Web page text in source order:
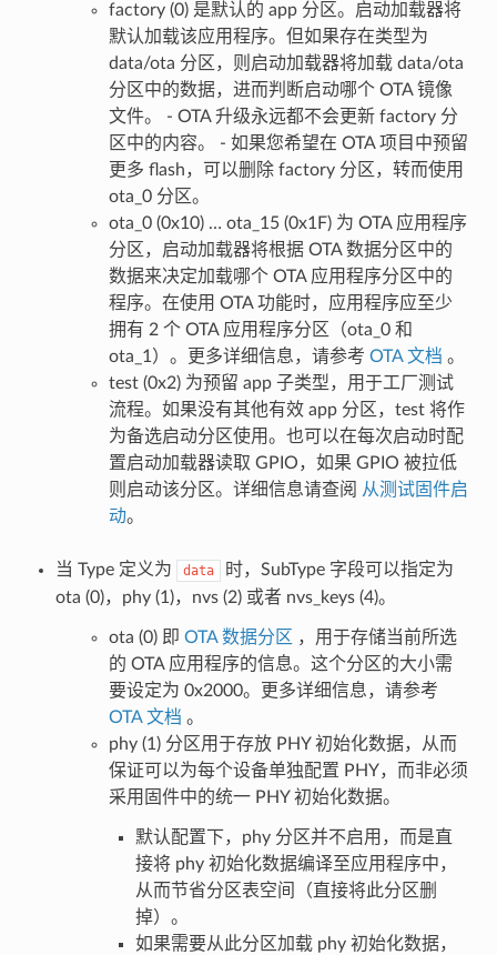
factory (0) 是默认的 app 分区。启动加载器将
默认加载该应用程序。但如果存在类型为
data/ota 分区，则启动加载器将加载 data/ota
分区中的数据，进而判断启动哪个 OTA 镜像
文件。 - OTA 升级永远都不会更新 factory 分
区中的内容。 - 如果您希望在 OTA 项目中预留
更多 flash，可以删除 factory 分区，转而使用
ota_0 分区。
ota_0 (0x10) … ota_15 (0x1F) 为 OTA 应用程序
分区，启动加载器将根据 OTA 数据分区中的
数据来决定加载哪个 OTA 应用程序分区中的
程序。在使用 OTA 功能时，应用程序应至少
拥有 2 个 OTA 应用程序分区（ota_0 和
ota_1）。更多详细信息，请参考 OTA 文档 。
test (0x2) 为预留 app 子类型，用于工厂测试
流程。如果没有其他有效 app 分区，test 将作
为备选启动分区使用。也可以在每次启动时配
置启动加载器读取 GPIO，如果 GPIO 被拉低
则启动该分区。详细信息请查阅 从测试固件启
动。
当 Type 定义为 data
时，SubType 字段可以指定为
ota (0)，phy (1)，nvs (2) 或者 nvs_keys (4)。
ota (0) 即 OTA 数据分区 ，用于存储当前所选
的 OTA 应用程序的信息。这个分区的大小需
要设定为 0x2000。更多详细信息，请参考
OTA 文档 。
phy (1) 分区用于存放 PHY 初始化数据，从而
保证可以为每个设备单独配置 PHY，而非必须
采用固件中的统一 PHY 初始化数据。
默认配置下，phy 分区并不启用，而是直
接将 phy 初始化数据编译至应用程序中，
从而节省分区表空间（直接将此分区删
掉）。
如果需要从此分区加载 phy 初始化数据，